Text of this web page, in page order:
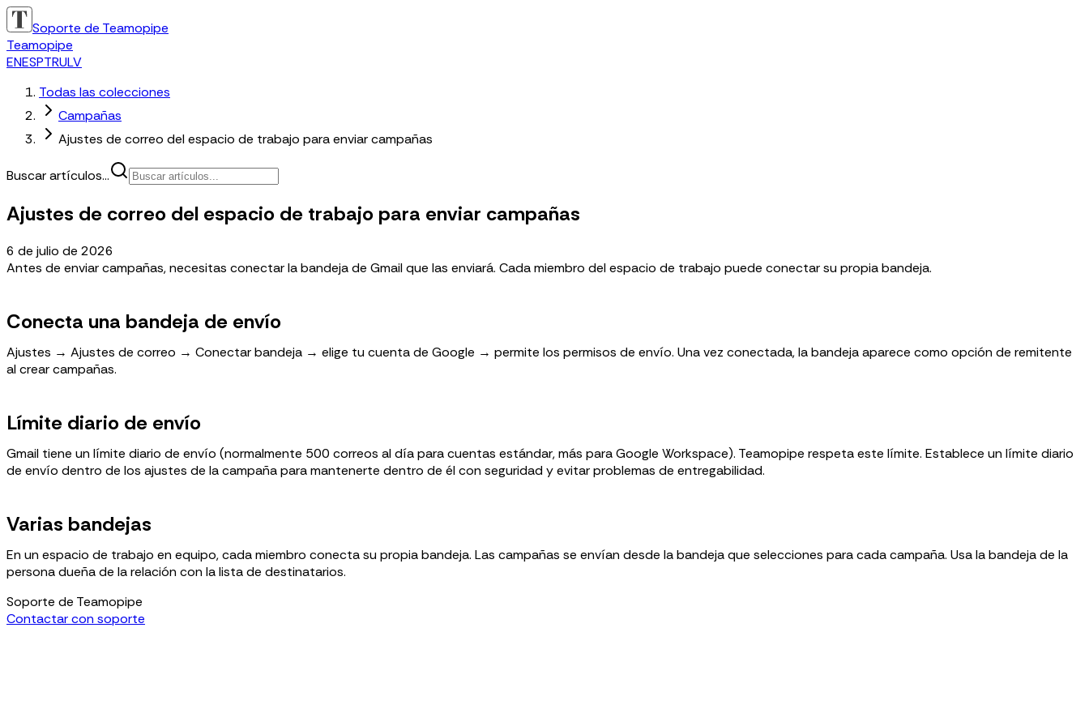
Soporte de Teamopipe
Teamopipe
ENESPTRULV
Todas las colecciones
Campañas
Ajustes de correo del espacio de trabajo para enviar campañas
Buscar artículos...
Ajustes de correo del espacio de trabajo para enviar campañas
6 de julio de 2026
Antes de enviar campañas, necesitas conectar la bandeja de Gmail que las enviará. Cada miembro del espacio de trabajo puede conectar su propia bandeja.
Conecta una bandeja de envío
Ajustes → Ajustes de correo → Conectar bandeja → elige tu cuenta de Google → permite los permisos de envío. Una vez conectada, la bandeja aparece como opción de remitente
al crear campañas.
Límite diario de envío
Gmail tiene un límite diario de envío (normalmente 500 correos al día para cuentas estándar, más para Google Workspace). Teamopipe respeta este límite. Establece un límite diario
de envío dentro de los ajustes de la campaña para mantenerte dentro de él con seguridad y evitar problemas de entregabilidad.
Varias bandejas
En un espacio de trabajo en equipo, cada miembro conecta su propia bandeja. Las campañas se envían desde la bandeja que selecciones para cada campaña. Usa la bandeja de la
persona dueña de la relación con la lista de destinatarios.
Soporte de Teamopipe
Contactar con soporte